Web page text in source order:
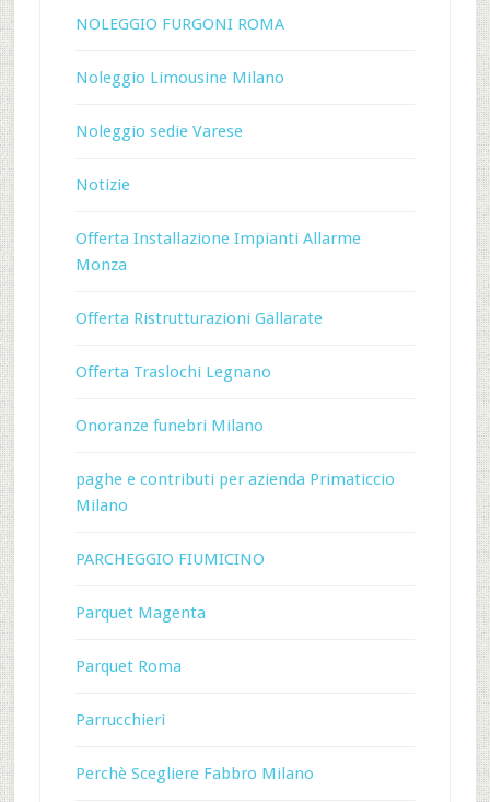
NOLEGGIO FURGONI ROMA
Noleggio Limousine Milano
Noleggio sedie Varese
Notizie
Offerta Installazione Impianti Allarme
Monza
Offerta Ristrutturazioni Gallarate
Offerta Traslochi Legnano
Onoranze funebri Milano
paghe e contributi per azienda Primaticcio
Milano
PARCHEGGIO FIUMICINO
Parquet Magenta
Parquet Roma
Parrucchieri
Perchè Scegliere Fabbro Milano